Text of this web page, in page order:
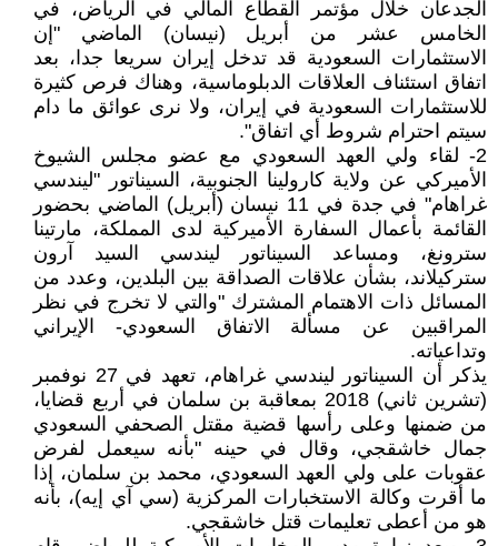
الجدعان خلال مؤتمر القطاع المالي في الرياض، في
الخامس عشر من أبريل (نيسان) الماضي "إن
الاستثمارات السعودية قد تدخل إيران سريعا جدا، بعد
اتفاق استئناف العلاقات الدبلوماسية، وهناك فرص كثيرة
للاستثمارات السعودية في إيران، ولا نرى عوائق ما دام
سيتم احترام شروط أي اتفاق".
2- لقاء ولي العهد السعودي مع عضو مجلس الشيوخ
الأميركي عن ولاية كارولينا الجنوبية، السيناتور "ليندسي
غراهام" في جدة في 11 نيسان (أبريل) الماضي بحضور
القائمة بأعمال السفارة الأميركية لدى المملكة، مارتينا
سترونغ، ومساعد السيناتور ليندسي السيد آرون
ستركيلاند، بشأن علاقات الصداقة بين البلدين، وعدد من
المسائل ذات الاهتمام المشترك "والتي لا تخرج في نظر
المراقبين عن مسألة الاتفاق السعودي- الإيراني
وتداعياته.
يذكر أن السيناتور ليندسي غراهام، تعهد في 27 نوفمبر
(تشرين ثاني) 2018 بمعاقبة بن سلمان في أربع قضايا،
من ضمنها وعلى رأسها قضية مقتل الصحفي السعودي
جمال خاشقجي، وقال في حينه "بأنه سيعمل لفرض
عقوبات على ولي العهد السعودي، محمد بن سلمان، إذا
ما أقرت وكالة الاستخبارات المركزية (سي آي إيه)، بأنه
هو من أعطى تعليمات قتل خاشقجي.